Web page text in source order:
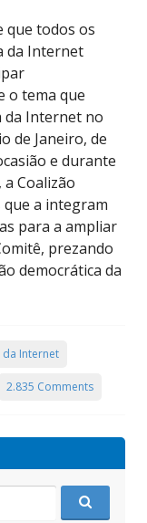
que todos os
da Internet
o tema que
da Internet no
de Janeiro, de
e durante
Coalizão
que a integram
para a ampliar
prezando
democrática da
da Internet
2.835 Comments